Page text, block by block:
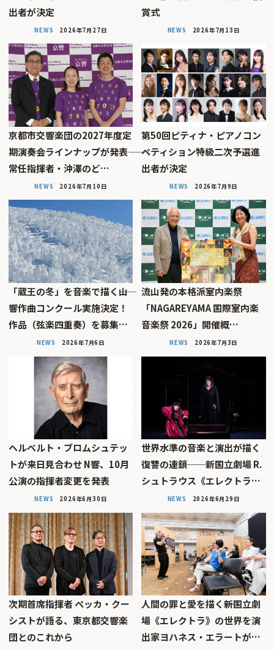
出者が決定
NEWS 2026年7月27日
賞式
NEWS 2026年7月13日
京都市交響楽団の2027年度定
期演奏会ラインナップが発表――
常任指揮者・沖澤のど…
NEWS 2026年7月10日
第50回ピティナ・ピアノコン
ペティション特級二次予選進
出者が決定
NEWS 2026年7月9日
「蔵王の冬」を音楽で描く――山
響作曲コンクール実施決定！
作品（弦楽四重奏）を募集…
NEWS 2026年7月6日
流山発の本格派室内楽祭
「NAGAREYAMA 国際室内楽
音楽祭 2026」開催概…
NEWS 2026年7月3日
ヘルベルト・ブロムシュテッ
トが来日見合わせ N響、10月
公演の指揮者変更を発表
NEWS 2026年6月30日
世界水準の音楽と演出が描く
復讐の連鎖──新国立劇場 R.
シュトラウス《エレクトラ…
NEWS 2026年6月29日
次期首席指揮者 ペッカ・クー
シストが語る、東京都交響楽
団とのこれから
人間の罪と愛を描く――新国立劇
場《エレクトラ》の世界を演
出家ヨハネス・エラートが…